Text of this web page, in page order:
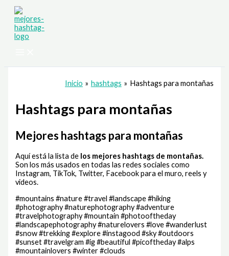
contenido
Inicio hashtags Hashtags para montañas
Hashtags para montañas
Mejores hashtags para montañas
Aquí está la lista de los mejores hashtags de montañas.
Son los más usados en todas las redes sociales como
Instagram, TikTok, Twitter, Facebook para el muro, reels y
videos.
#mountains #nature #travel #landscape #hiking
#photography #naturephotography #adventure
#travelphotography #mountain #photooftheday
#landscapephotography #naturelovers #love #wanderlust
#snow #trekking #explore #instagood #sky #outdoors
#sunset #travelgram #ig #beautiful #picoftheday #alps
#mountainlovers #winter #clouds